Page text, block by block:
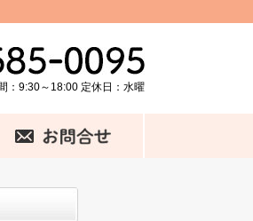
：9:30～18:00 定休日：水曜